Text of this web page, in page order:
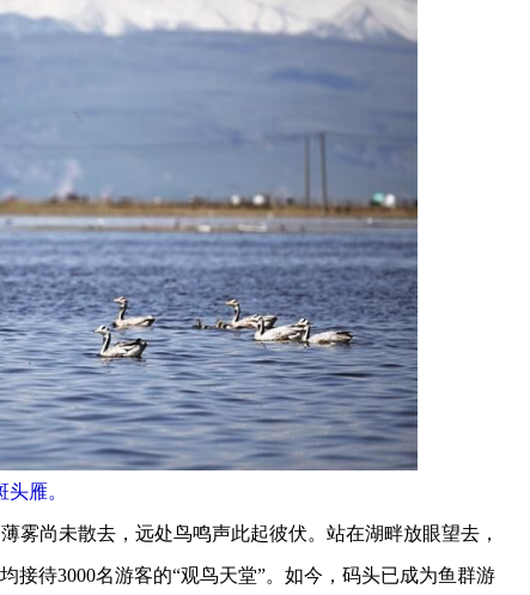
头雁。
尚未散去，远处鸟鸣声此起彼伏。站在湖畔放眼望去，
接待3000名游客的“观鸟天堂”。如今，码头已成为鱼群游